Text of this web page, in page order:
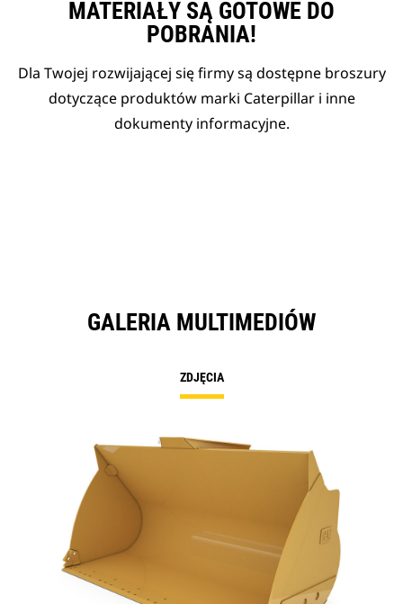
MATERIAŁY SĄ GOTOWE DO
POBRANIA!
Dla Twojej rozwijającej się firmy są dostępne broszury
dotyczące produktów marki Caterpillar i inne
dokumenty informacyjne.
GALERIA MULTIMEDIÓW
ZDJĘCIA